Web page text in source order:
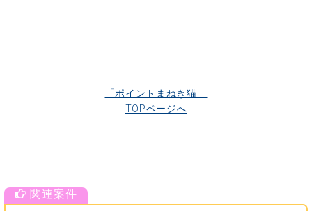
「ポイントまねき猫」
TOPページへ